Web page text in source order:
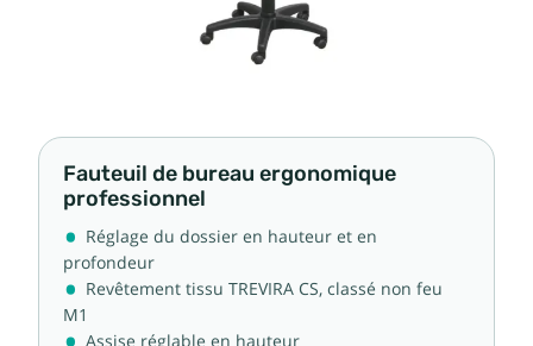
Fauteuil de bureau ergonomique
professionnel
Réglage du dossier en hauteur et en
profondeur
Revêtement tissu TREVIRA CS, classé non feu
M1
Assise réglable en hauteur